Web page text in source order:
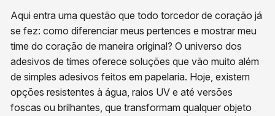
Aqui entra uma questão que todo torcedor de coração já
se fez: como diferenciar meus pertences e mostrar meu
time do coração de maneira original? O universo dos
adesivos de times oferece soluções que vão muito além
de simples adesivos feitos em papelaria. Hoje, existem
opções resistentes à água, raios UV e até versões
foscas ou brilhantes, que transformam qualquer objeto